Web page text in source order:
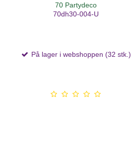
70 Partydeco
70dh30-004-U
På lager i webshoppen (32 stk.)